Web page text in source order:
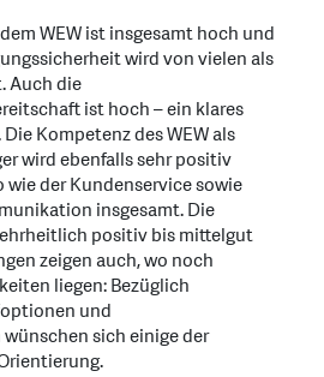
WEW ist insgesamt hoch und
wird von vielen als
Auch die
ist hoch – ein klares
Kompetenz des WEW als
wird ebenfalls sehr positiv
der Kundenservice sowie
insgesamt. Die
positiv bis mittelgut
zeigen auch, wo noch
liegen: Bezüglich
und
sich einige der